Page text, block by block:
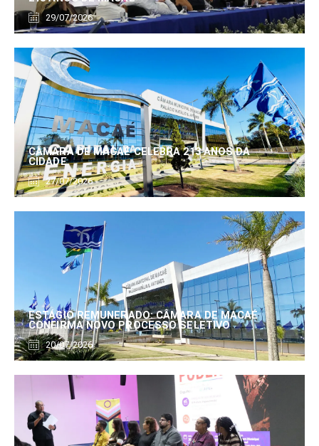
29/07/2026
CÂMARA DE MACAÉ CELEBRA 213 ANOS DA
CIDADE
27/07/2026
ESTÁGIO REMUNERADO: CÂMARA DE MACAÉ
CONFIRMA NOVO PROCESSO SELETIVO
20/07/2026